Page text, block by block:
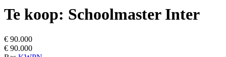
Te koop: Schoolmaster Inter
€ 90.000
€ 90.000